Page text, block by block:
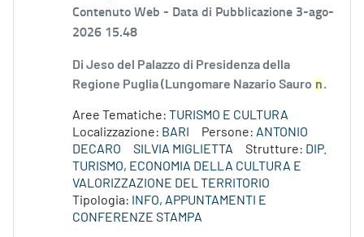
Contenuto Web - Data di Pubblicazione 3-ago-
2026 15.48
Di Jeso del Palazzo di Presidenza della
Regione Puglia (Lungomare Nazario Sauro n.
Aree Tematiche: TURISMO E CULTURA
Localizzazione: BARI Persone: ANTONIO
DECARO
SILVIA MIGLIETTA Strutture: DIP.
TURISMO, ECONOMIA DELLA CULTURA E
VALORIZZAZIONE DEL TERRITORIO
Tipologia:
INFO, APPUNTAMENTI E
CONFERENZE STAMPA